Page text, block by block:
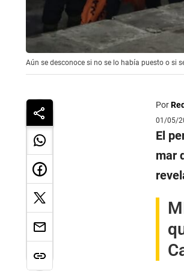
Aún se desconoce si no se lo había puesto o si
Por
01/05/
El
mar